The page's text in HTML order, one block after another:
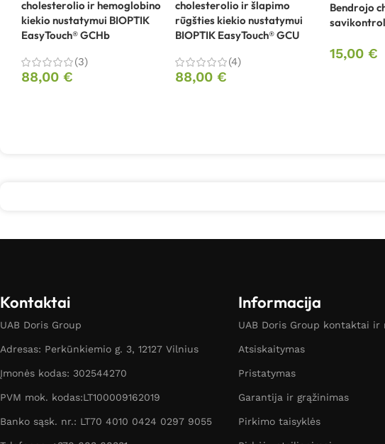
cholesterolio ir hemoglobino
kiekio nustatymui BIOPTIK
EasyTouch® GCHb
(3)
88,00 €
cholesterolio ir šlapimo
rūgšties kiekio nustatymui
BIOPTIK EasyTouch® GCU
(4)
88,00€
Bendrojo
15,00 €
Kontaktai
UAB Doris Group
Adresas: Perkūnkiemio g. 3, 12127 Vilnius
Įmonės kodas: 302544270
PVM mok. kodas:LT100009162019
Banko sąsk. nr.: LT70 4010 0424 0297 9055
Informacija
UAB Doris Group kontaktai ir
Atsiskaitymas
Pristatymas
Garantija ir grąžinimas
Pirkimo taisyklės